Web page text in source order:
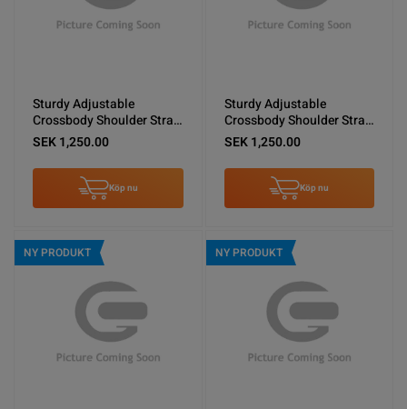
Sturdy Adjustable
Crossbody Shoulder Strap
for Phones -Army Green
SEK 1,250.00
Köp nu
Sturdy Adjustable
Crossbody Shoulder Strap
for Phones -Green
SEK 1,250.00
Köp nu
NY PRODUKT NY PRODUKT